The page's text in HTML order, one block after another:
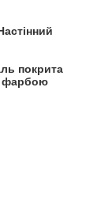
покрита
фарбою